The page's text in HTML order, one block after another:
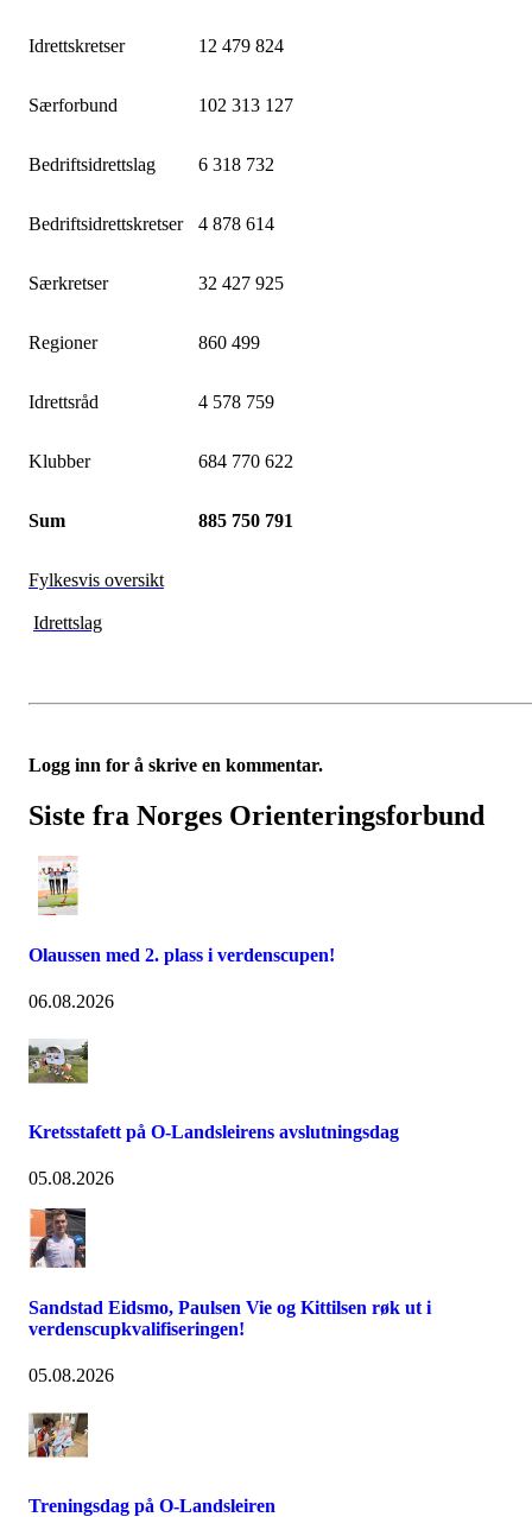
Idrettskretser 12 479 824
Særforbund 102 313 127
Bedriftsidrettslag 6 318 732
Bedriftsidrettskretser 4 878 614
Særkretser 32 427 925
Regioner 860 499
Idrettsråd 4 578 759
Klubber 684 770 622
Sum 885 750 791
Fylkesvis oversikt
Idrettslag
Logg inn for å skrive en kommentar.
Siste fra Norges Orienteringsforbund
Olaussen med 2. plass i verdenscupen!
06.08.2026
Kretsstafett på O-Landsleirens avslutningsdag
05.08.2026
Sandstad Eidsmo, Paulsen Vie og Kittilsen røk ut i
verdenscupkvalifiseringen!
05.08.2026
Treningsdag på O-Landsleiren